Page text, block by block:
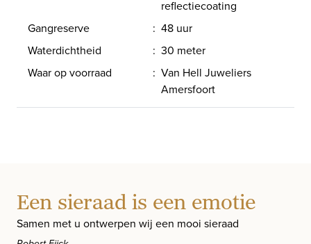
reflectiecoating
Gangreserve
: 48 uur
Waterdichtheid
: 30 meter
Waar op voorraad
: Van Hell Juweliers
Amersfoort
Een sieraad is een emotie
Samen met u ontwerpen wij een mooi sieraad